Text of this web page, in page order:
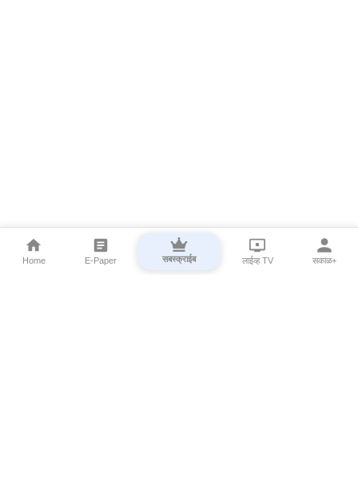
Home E-Paper सबस्क्राईब लाईव्ह TV सकाळ+